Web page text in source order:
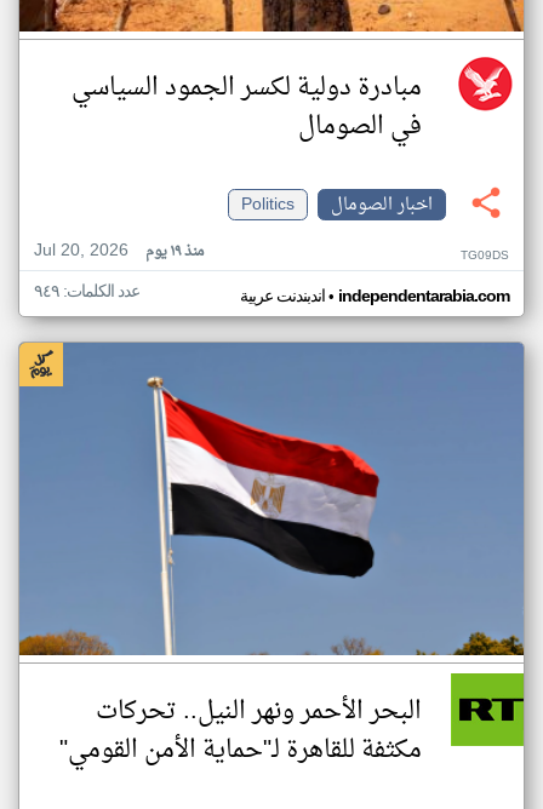
مبادرة دولية لكسر الجمود السياسي
في الصومال
اخبار الصومال
Politics
Jul 20, 2026
منذ ١٩ يوم TG09DS
اندبندنت عربية• independentarabia.com عدد الكلمات: ٩٤٩
البحر الأحمر ونهر النيل.. تحركات
مكثفة للقاهرة لـ"حماية الأمن القومي"